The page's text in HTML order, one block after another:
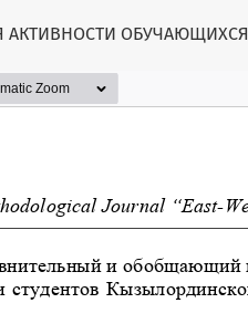
АКТИВНОСТИ ОБУЧАЮЩИХСЯ